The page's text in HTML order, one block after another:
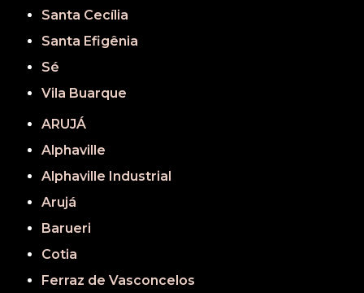
Santa Cecília
Santa Efigênia
Sé
Vila Buarque
ARUJÁ
Alphaville
Alphaville Industrial
Arujá
Barueri
Cotia
Ferraz de Vasconcelos